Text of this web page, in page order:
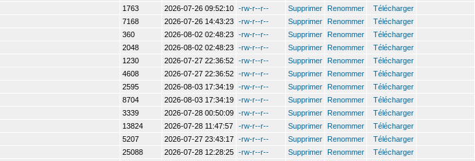
1763 2026-07-26 09:52:10 -rw-r--r-- Supprimer Renommer
Télécharger
7168 2026-07-26 14:43:23 -rw-r--r-- Supprimer Renommer
Télécharger
360 2026-08-02 02:48:23 -rw-r--r-- Supprimer Renommer
Télécharger
2048 2026-08-02 02:48:23 -rw-r--r-- Supprimer Renommer
Télécharger
1230 2026-07-27 22:36:52 -rw-r--r-- Supprimer Renommer
Télécharger
4608 2026-07-27 22:36:52 -rw-r--r-- Supprimer Renommer
Télécharger
2595 2026-08-03 17:34:19 -rw-r--r-- Supprimer Renommer
Télécharger
8704 2026-08-03 17:34:19 -rw-r--r-- Supprimer Renommer
Télécharger
3339 2026-07-28 00:50:09 -rw-r--r-- Supprimer Renommer
Télécharger
13824 2026-07-28 11:47:57 -rw-r--r-- Supprimer Renommer
Télécharger
5207 2026-07-27 23:43:17 -rw-r--r-- Supprimer Renommer
Télécharger
25088 2026-07-28 12:28:25 -rw-r--r-- Supprimer Renommer
Télécharger